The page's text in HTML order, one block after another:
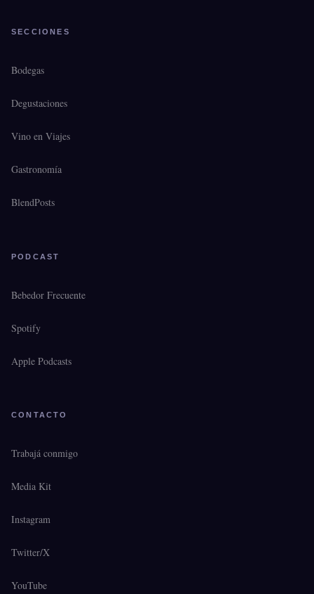
SECCIONES
Bodegas
Degustaciones
Vino en Viajes
Gastronomía
BlendPosts
PODCAST
Bebedor Frecuente
Spotify
Apple Podcasts
CONTACTO
Trabajá conmigo
Media Kit
Instagram
Twitter/X
YouTube